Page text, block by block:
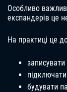
Особливо
експандерів це
На практиці це
будувати